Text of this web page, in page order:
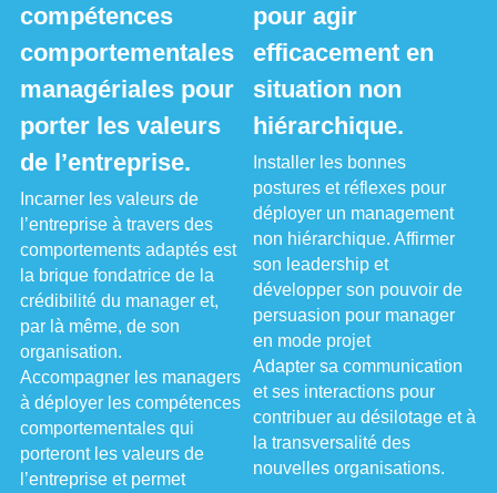
compétences
comportementales
managériales pour
porter les valeurs
de l’entreprise.
Incarner les valeurs de
l’entreprise à travers des
comportements adaptés est
la brique fondatrice de la
crédibilité du manager et,
par là même, de son
organisation.
Accompagner les managers
à déployer les compétences
comportementales qui
porteront les valeurs de
l’entreprise et permet
pour agir
efficacement en
situation non
hiérarchique.
Installer les bonnes
postures et réflexes pour
déployer un management
non hiérarchique. Affirmer
son leadership et
développer son pouvoir de
persuasion pour manager
en mode projet
Adapter sa communication
et ses interactions pour
contribuer au désilotage et à
la transversalité des
nouvelles organisations.